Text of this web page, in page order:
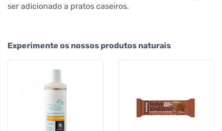
ser adicionado a pratos caseiros.
Experimente os nossos produtos naturais